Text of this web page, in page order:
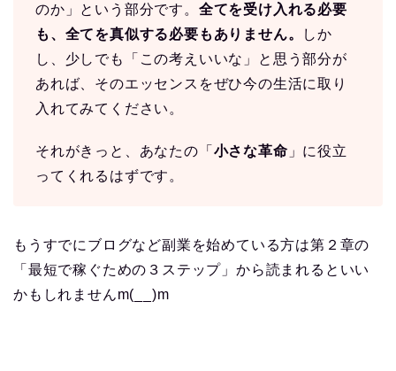
のか」という部分です。 全てを受け入れる必要
も、全てを真似する必要もありません。
しか
し、少しでも「この考えいいな」と思う部分が
あれば、そのエッセンスをぜひ今の生活に取り
入れてみてください。
それがきっと、あなたの「 小さな革命 」に役立
ってくれるはずです。
もうすでにブログなど副業を始めている方は第２章の
「最短で稼ぐための３ステップ」から読まれるといい
かもしれませんm(__)m